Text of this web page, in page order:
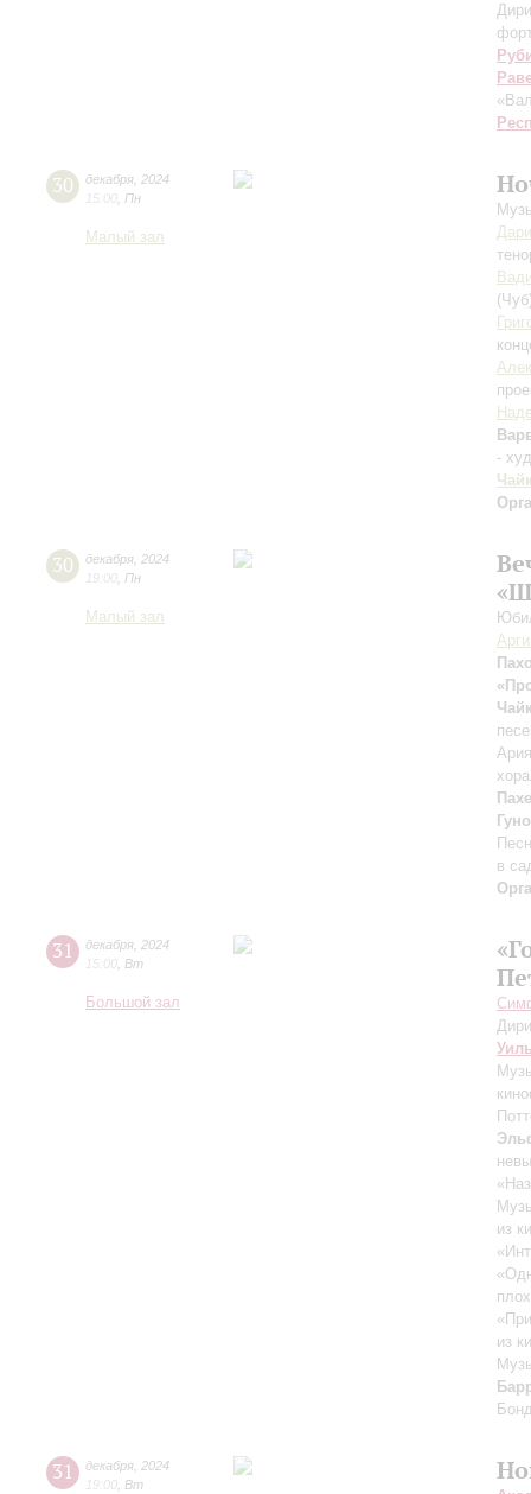
30 декабря 2024
15:00 Пн
Малый зал
-
30 декабря 2024
19:00 Пн
Малый зал
Гуно
в
31 декабря 2024
15:00 Вт
Большой зал
из
из
31 декабря 2024
19:00 Вт